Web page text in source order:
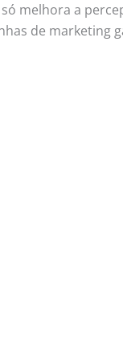
melhora a
de marketing